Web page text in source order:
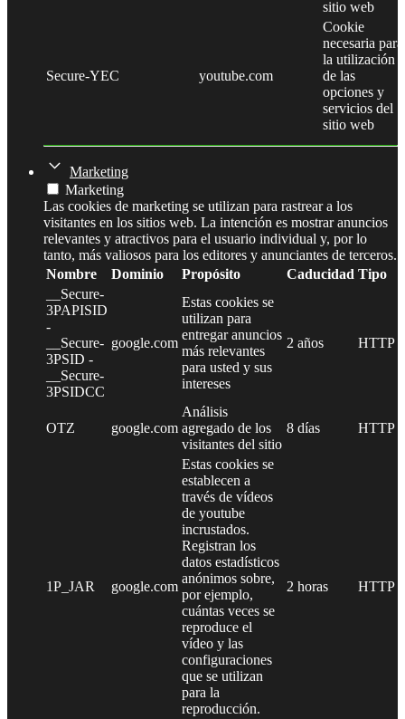
sitio web
Secure-YEC youtube.com
Cookie
necesaria para
la utilización
de las
opciones y
servicios del
sitio web
Marketing
Marketing
Las cookies de marketing se utilizan para rastrear a los
visitantes en los sitios web. La intención es mostrar anuncios
relevantes y atractivos para el usuario individual y, por lo
tanto, más valiosos para los editores y anunciantes de terceros.
Nombre
Dominio Propósito Caducidad Tipo
__Secure-
3PAPISID
-
__Secure-
3PSID -
__Secure-
3PSIDCC
google.com
Estas cookies se
utilizan para
entregar anuncios
más relevantes
para usted y sus
intereses
2 años HTTP
OTZ google.com
Análisis
agregado de los
visitantes del sitio
8 días HTTP
1P_JAR google.com
Estas cookies se
establecen a
través de vídeos
de youtube
incrustados.
Registran los
datos estadísticos
anónimos sobre,
por ejemplo,
cuántas veces se
reproduce el
vídeo y las
configuraciones
que se utilizan
para la
reproducción.
2 horas HTTP